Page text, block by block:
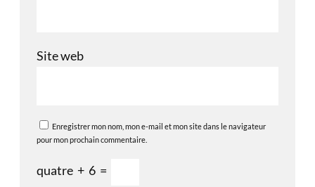
Site web
Enregistrer mon nom, mon e-mail et mon site dans le navigateur
pour mon prochain commentaire.
quatre + 6 =